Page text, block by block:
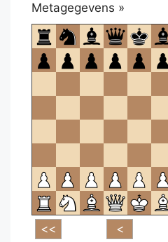
Metagegevens »
om
te
openen.